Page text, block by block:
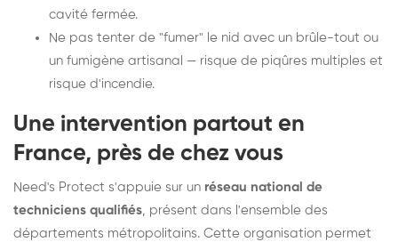
cavité fermée.
Ne pas tenter de "fumer" le nid avec un brûle-tout ou
un fumigène artisanal — risque de piqûres multiples et
risque d'incendie.
Une intervention partout en
France, près de chez vous
Need's Protect s'appuie sur un réseau national de
techniciens qualifiés, présent dans l'ensemble des
départements métropolitains. Cette organisation permet